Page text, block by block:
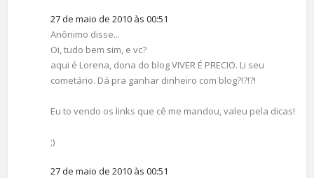
27 de maio de 2010 às 00:51
Anônimo disse...
Oi, tudo bem sim, e vc?
aqui é Lorena, dona do blog VIVER É PRECIO. Li seu
cometário. Dá pra ganhar dinheiro com blog?!?!?!
Eu to vendo os links que cê me mandou, valeu pela dicas!
;)
27 de maio de 2010 às 00:51